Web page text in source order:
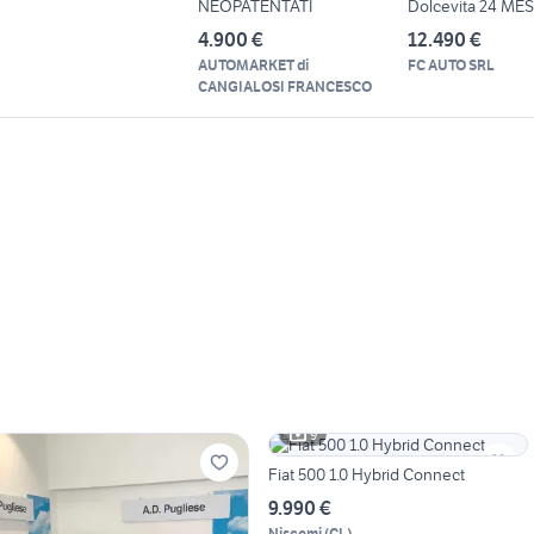
NEOPATENTATI
4.900 €
AUTOMARKET di
CANGIALOSI FRANCESCO
Dolcevita 24
GARANZIA
12.490 €
FC AUTO SRL
9
Fiat 500 1.0 Hybrid Connect
9.990 €